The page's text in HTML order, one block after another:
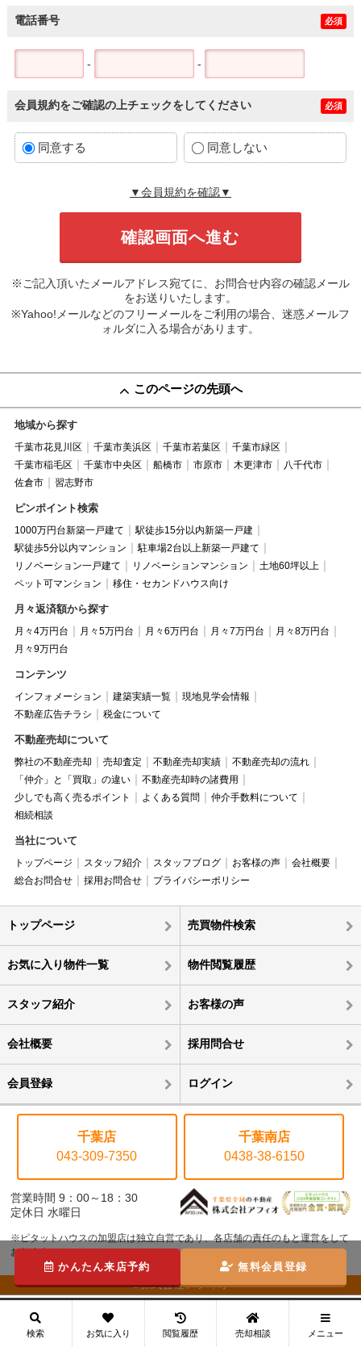
電話番号 必須
- -
会員規約をご確認の上チェックをしてください 必須
同意する 同意しない
▼会員規約を確認▼
※ご記入頂いたメールアドレス宛てに、お問合せ内容の確認メール
をお送りいたします。
※Yahoo!メールなどのフリーメールをご利用の場合、迷惑メールフ
ォルダに入る場合があります。
このページの先頭へ
地域から探す
千葉市花見川区 千葉市美浜区 千葉市若葉区
千葉市緑区
千葉市稲毛区
千葉市中央区 船橋市 市原市 木更津市
八千代市
佐倉市
習志野市
ピンポイント検索
1000万円台新築一戸建て
駅徒歩15分以内新築一戸建
駅徒歩5分以内マンション
駐車場2台以上新築一戸建て
リノベーション一戸建て
リノベーションマンション
土地60坪以上
ペット可マンション
移住・セカンドハウス向け
月々返済額から探す
月々4万円台 月々5万円台 月々6万円台 月々7万円台
月々8万円台
月々9万円台
コンテンツ
インフォメーション 建築実績一覧
現地見学会情報
不動産広告チラシ
税金について
不動産売却について
弊社の不動産売却 売却査定 不動産売却実績
不動産売却の流れ
「仲介」と「買取」の違い
不動産売却時の諸費用
少しでも高く売るポイント
よくある質問
仲介手数料について
相続相談
当社について
トップページ スタッフ紹介 スタッフブログ お客様の声
会社概要
総合お問合せ
採用お問合せ プライバシーポリシー
トップページ 売買物件検索
お気に入り物件一覧 物件閲覧履歴
スタッフ紹介 お客様の声
会社概要 採用問合せ
会員登録 ログイン
千葉店
043-309-7350
千葉南店
0438-38-6150
営業時間 9：00～18：30
定休日 水曜日
※ピタットハウスの加盟店は独立自営であり、各店舗の責任のもと運営をして
おります。
©株式会社アフィオ
かんたん来店予約 無料会員登録
検索 お気に入り 閲覧履歴 売却相談 メニュー